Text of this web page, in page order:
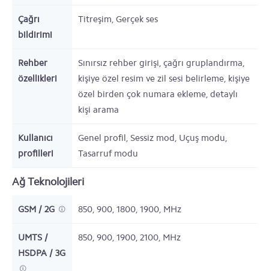
Çağrı
bildirimi
Titreşim, Gerçek ses
Rehber
özellikleri
Sınırsız rehber girişi, çağrı gruplandırma,
kişiye özel resim ve zil sesi belirleme, kişiye
özel birden çok numara ekleme, detaylı
kişi arama
Kullanıcı
profilleri
Genel profil, Sessiz mod, Uçuş modu,
Tasarruf modu
Ağ Teknolojileri
GSM / 2G 850, 900, 1800, 1900, MHz
UMTS /
HSDPA / 3G
850, 900, 1900, 2100, MHz